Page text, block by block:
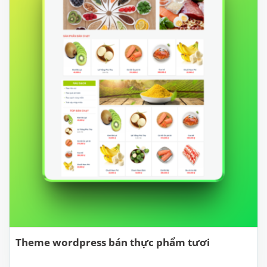
Theme wordpress bán thực phẩm tươi